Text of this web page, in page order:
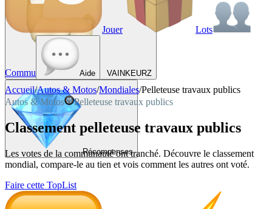
VAINKEURZ
Récompenses
Jouer Lots
Commu Aide
Accueil/Autos & Motos/Mondiales/Pelleteuse travaux publics
Autos & Motos
Pelleteuse travaux publics
Classement pelleteuse travaux publics
Les votes de la communauté ont tranché. Découvre le classement
mondial, compare-le au tien et vois comment les autres ont voté.
Faire cette TopList